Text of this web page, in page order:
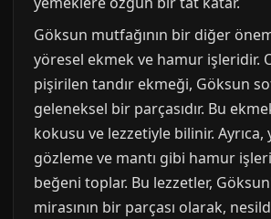
Göksun mutfağının bir diğer
yöresel ekmek ve hamur işleridir.
pişirilen tandır ekmeği, Göksun
geleneksel bir parçasıdır. Bu
kokusu ve lezzetiyle bilinir. Ayrıca,
gözleme ve mantı gibi hamur
beğeni toplar. Bu lezzetler,
mirasının bir parçası olarak,